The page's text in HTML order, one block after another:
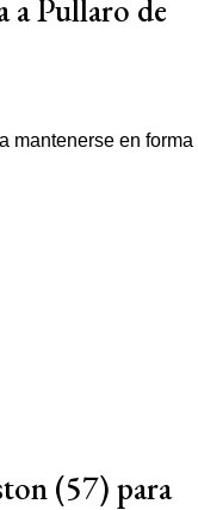
a Pullaro de
(57) para